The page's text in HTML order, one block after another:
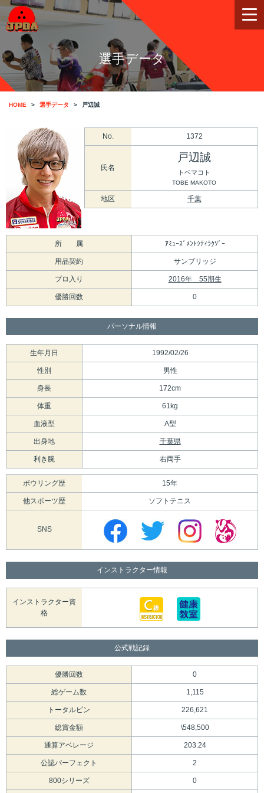
選手データ
HOME 選手データ 戸辺誠
No. 1372
氏名
戸辺誠
トベマコト
TOBE MAKOTO
地区 千葉
所 属 ｱﾐｭｰｽﾞﾒﾝﾄｼﾃｨﾗｸｿﾞｰ
用品契約 サンブリッジ
プロ入り 2016年 55期生
優勝回数 0
パーソナル情報
生年月日 1992/02/26
性別 男性
身長 172cm
体重 61kg
血液型 A型
出身地 千葉県
利き腕 右両手
ボウリング歴 15年
他スポーツ歴 ソフトテニス
SNS
インストラクター情報
インストラクター資
格
公式戦記録
優勝回数 0
総ゲーム数 1,115
トータルピン 226,621
総賞金額 \548,500
通算アベレージ 203.24
公認パーフェクト 2
800シリーズ 0